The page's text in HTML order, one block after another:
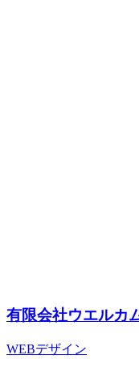
有限会社ウエルカ
WEBデザイン